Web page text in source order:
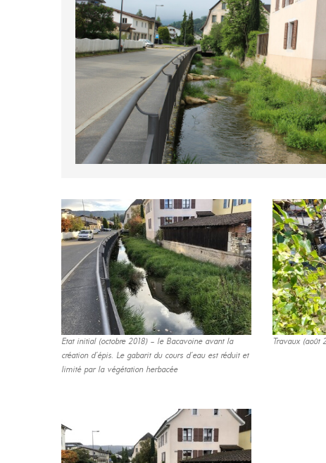
Etat initial (octobre 2018) – le Bacavoine avant la
création d’épis. Le gabarit du cours d’eau est réduit et
limité par la végétation herbacée
Travaux (août